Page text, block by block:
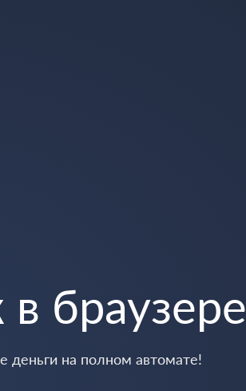
в браузере
деньги на полном автомате!